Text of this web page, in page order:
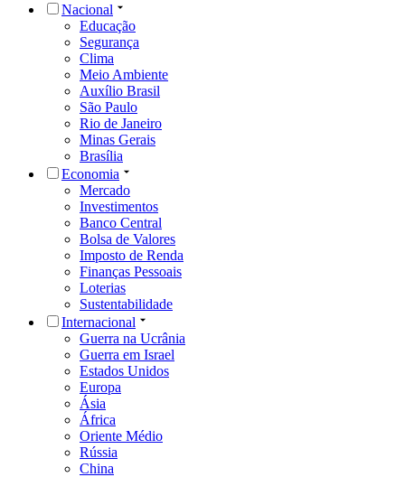
Nacional
Educação
Segurança
Clima
Meio Ambiente
Auxílio Brasil
São Paulo
Rio de Janeiro
Minas Gerais
Brasília
Economia
Mercado
Investimentos
Banco Central
Bolsa de Valores
Imposto de Renda
Finanças Pessoais
Loterias
Sustentabilidade
Internacional
Guerra na Ucrânia
Guerra em Israel
Estados Unidos
Europa
Ásia
África
Oriente Médio
Rússia
China